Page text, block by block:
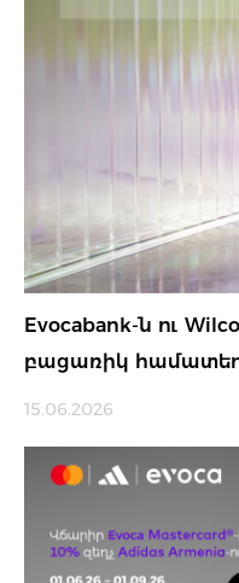
Evocabank-ն ու
բացառիկ
15.06.2026